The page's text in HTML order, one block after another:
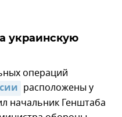
украинскую
операций
расположены у
начальник Генштаба